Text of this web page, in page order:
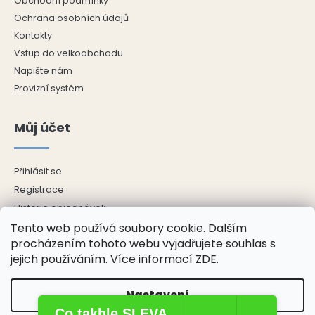
Tento web používá soubory cookie. Dalším
procházením tohoto webu vyjadřujete souhlas s
jejich používáním. Více informací ZDE.
Nastavení
Ochrana osobních údajů
Kontakty
Vstup do velkoobchodu
Napište nám
Provizní systém
Můj účet
Přihlásit se
Registrace
Historie objednávek
Adresy
Odhlásit se
Copyright 2026 . Všechna práva vyhrazena.
Upravit nastavení cookies